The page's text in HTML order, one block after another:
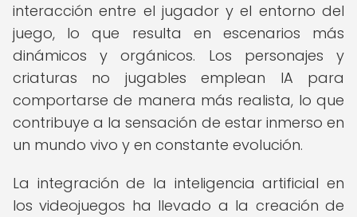
interacción entre el jugador y el entorno del
juego, lo que resulta en escenarios más
dinámicos y orgánicos. Los personajes y
criaturas no jugables emplean IA para
comportarse de manera más realista, lo que
contribuye a la sensación de estar inmerso en
un mundo vivo y en constante evolución.
La integración de la inteligencia artificial en
los videojuegos ha llevado a la creación de